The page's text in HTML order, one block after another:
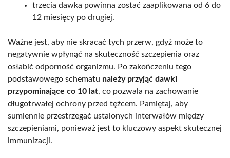
trzecia dawka powinna zostać zaaplikowana od 6 do
12 miesięcy po drugiej.
Ważne jest, aby nie skracać tych przerw, gdyż może to
negatywnie wpłynąć na skuteczność szczepienia oraz
osłabić odporność organizmu. Po zakończeniu tego
podstawowego schematu należy przyjąć dawki
przypominające co 10 lat, co pozwala na zachowanie
długotrwałej ochrony przed tężcem. Pamiętaj, aby
sumiennie przestrzegać ustalonych interwałów między
szczepieniami, ponieważ jest to kluczowy aspekt skutecznej
immunizacji.